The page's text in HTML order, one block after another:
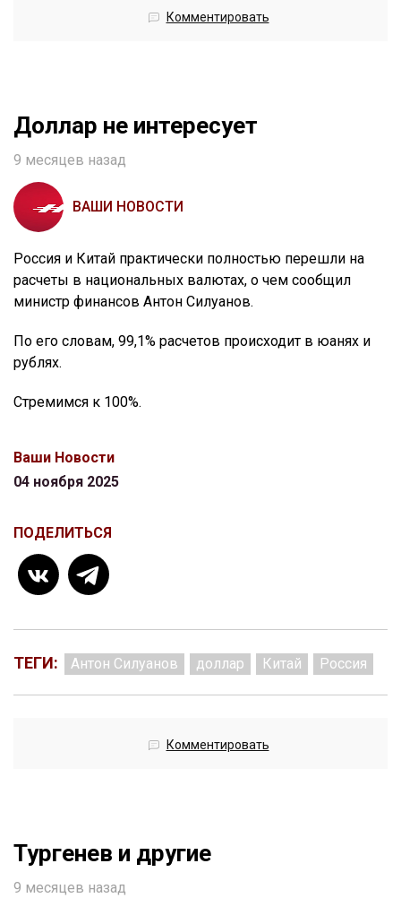
Комментировать
Доллар не интересует
9 месяцев назад
ВАШИ НОВОСТИ
Россия и Китай практически полностью перешли на
расчеты в национальных валютах, о чем сообщил
министр финансов Антон Силуанов.
По его словам, 99,1% расчетов происходит в юанях и
рублях.
Стремимся к 100%.
Ваши Новости
04 ноября 2025
ПОДЕЛИТЬСЯ
ТЕГИ: Антон Силуанов доллар Китай Россия
Комментировать
Тургенев и другие
9 месяцев назад